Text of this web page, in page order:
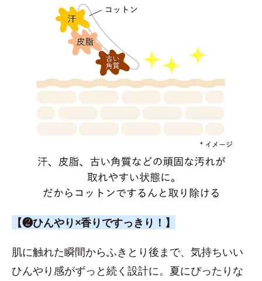
【❷ひんやり×香りですっきり！】
肌に触れた瞬間からふきとり後まで、気持ちいい
ひんやり感がずっと続く設計に。夏にぴったりな